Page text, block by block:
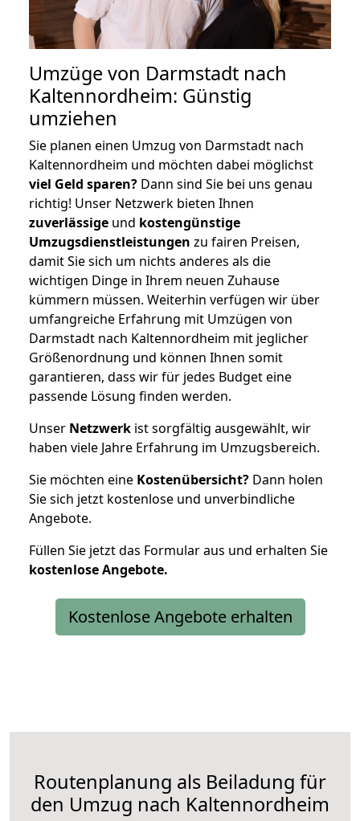
Umzüge von Darmstadt nach
Kaltennordheim: Günstig
umziehen
Sie planen einen Umzug von Darmstadt nach
Kaltennordheim und möchten dabei möglichst
viel Geld sparen? Dann sind Sie bei uns genau
richtig! Unser Netzwerk bieten Ihnen
zuverlässige und kostengünstige
Umzugsdienstleistungen zu fairen Preisen,
damit Sie sich um nichts anderes als die
wichtigen Dinge in Ihrem neuen Zuhause
kümmern müssen. Weiterhin verfügen wir über
umfangreiche Erfahrung mit Umzügen von
Darmstadt nach Kaltennordheim mit jeglicher
Größenordnung und können Ihnen somit
garantieren, dass wir für jedes Budget eine
passende Lösung finden werden.
Unser Netzwerk ist sorgfältig ausgewählt, wir
haben viele Jahre Erfahrung im Umzugsbereich.
Sie möchten eine Kostenübersicht? Dann holen
Sie sich jetzt kostenlose und unverbindliche
Angebote.
Füllen Sie jetzt das Formular aus und erhalten Sie
kostenloseAngebote.
Kostenlose Angebote erhalten
Routenplanung als Beiladung für
den Umzug nach Kaltennordheim